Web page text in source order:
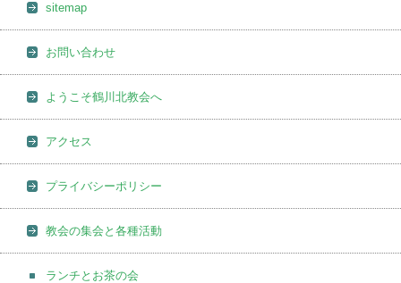
sitemap
お問い合わせ
ようこそ鶴川北教会へ
アクセス
プライバシーポリシー
教会の集会と各種活動
ランチとお茶の会